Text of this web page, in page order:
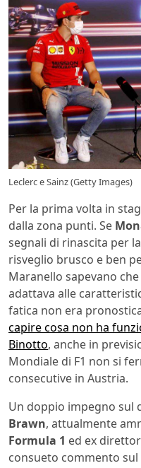
Leclerc e Sainz (Getty Images)
Per la prima volta in
dalla zona punti. Se
segnali di rinascita per la
risveglio brusco e ben
Maranello sapevano
adattava alle
fatica non era
capire cosa non ha
Binotto, anche in
Mondiale di F1 non si
consecutive in Austria.
Un doppio impegno sul
Brawn, attualmente
Formula 1 ed ex
consueto commento sul